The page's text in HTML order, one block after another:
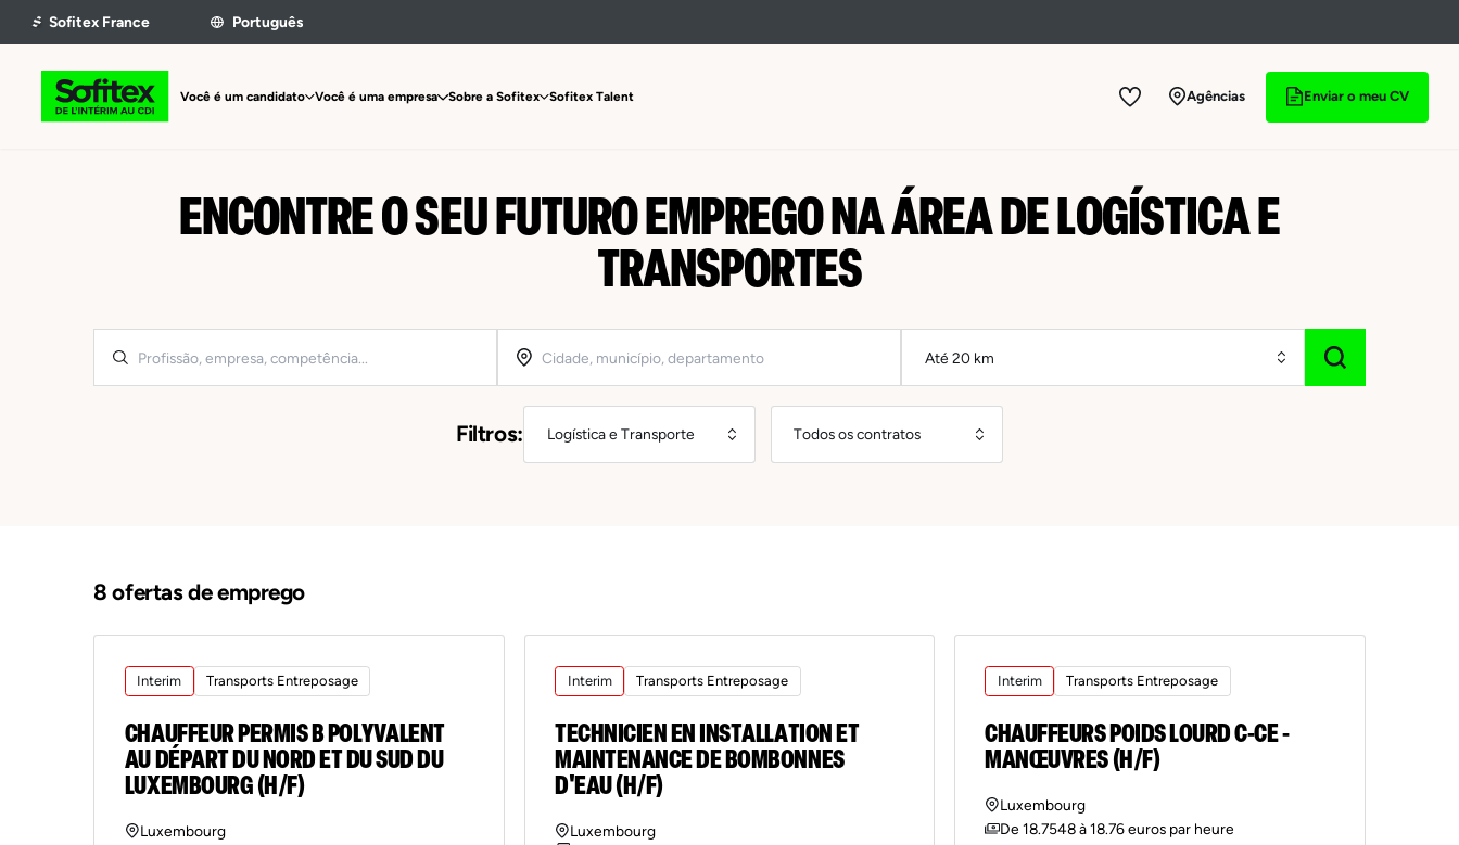
Você é um candidato Você é uma empresa Sobre a Sofitex Sofitex Talent Agências Enviar o meu CV
ENCONTRE O SEU FUTURO EMPREGO NA ÁREA DE LOGÍSTICA E
TRANSPORTES
Filtros:
8 ofertas de emprego
Interim Transports Entreposage
CHAUFFEUR PERMIS B POLYVALENT
AU DÉPART DU NORD ET DU SUD DU
LUXEMBOURG (H/F)
Luxembourg
Interim Transports Entreposage
TECHNICIEN EN INSTALLATION ET
MAINTENANCE DE BOMBONNES
D'EAU (H/F)
Luxembourg
Interim Transports Entreposage
CHAUFFEURS POIDS LOURD C-CE -
MANŒUVRES (H/F)
Luxembourg
De 18.7548 à 18.76 euros par heure